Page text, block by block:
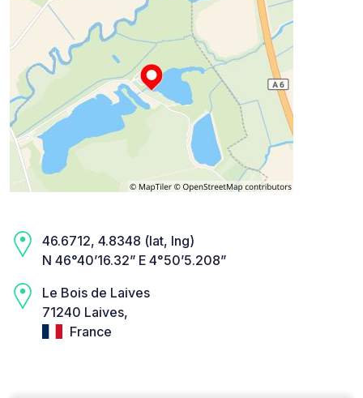
46.6712, 4.8348 (lat, lng)
N 46°40’16.32” E 4°50’5.208”
Le Bois de Laives
71240 Laives,
France